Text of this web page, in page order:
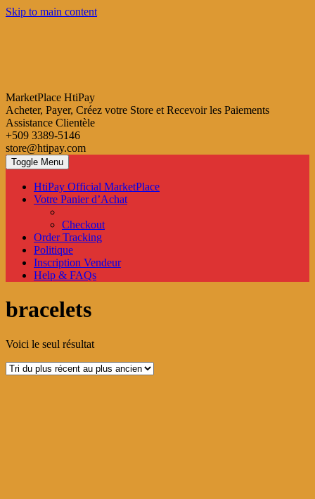
Skip to main content
MarketPlace HtiPay
Acheter, Payer, Créez votre Store et Recevoir les Paiements
Assistance Clientèle
+509 3389-5146
store@htipay.com
Toggle Menu
HtiPay Official MarketPlace
Votre Panier d’Achat
Checkout
Order Tracking
Politique
Inscription Vendeur
Help & FAQs
bracelets
Voici le seul résultat